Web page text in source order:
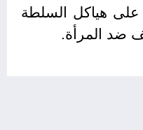
هياكل السلطة
ضد المرأة.